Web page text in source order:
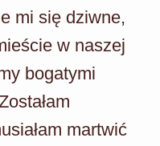
mi się dziwne,
w naszej
bogatymi
martwić